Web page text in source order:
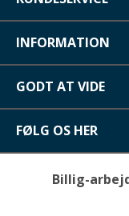
INFORMATION
GODT AT VIDE
FØLG OS HER
Billig-